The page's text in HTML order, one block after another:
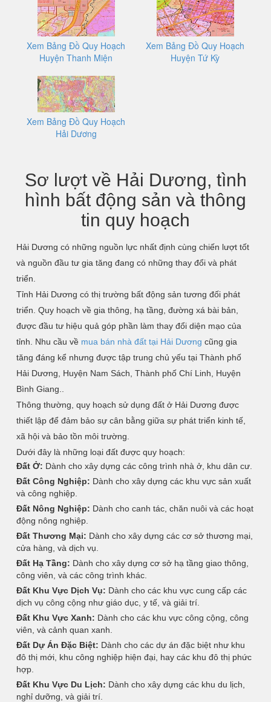
Xem Bảng Đồ Quy Hoạch
Huyện Thanh Miện
Xem Bảng Đồ Quy Hoạch
Huyện Tứ Kỳ
Xem Bảng Đồ Quy Hoạch
Hải Dương
Sơ lượt về Hải Dương, tình
hình bất động sản và thông
tin quy hoạch
Hải Dương có những nguồn lực nhất định cùng chiến lượt tốt
và nguồn đầu tư gia tăng đang có những thay đổi và phát
triển.
Tỉnh Hải Dương có thị trường bất động sản tương đối phát
triển. Quy hoạch về gia thông, hạ tầng, đường xá bài bản,
được đầu tư hiệu quả góp phần làm thay đổi diện mạo của
tỉnh. Nhu cầu về mua bán nhà đất tại Hải Dương cũng gia
tăng đáng kể nhưng được tập trung chủ yếu tại Thành phố
Hải Dương, Huyện Nam Sách, Thành phố Chí Linh, Huyện
Bình Giang..
Thông thường, quy hoạch sử dụng đất ở Hải Dương được
thiết lập để đảm bảo sự cân bằng giữa sự phát triển kinh tế,
xã hội và bảo tồn môi trường.
Dưới đây là những loại đất được quy hoạch:
Đất Ở: Dành cho xây dựng các công trình nhà ở, khu dân cư.
Đất Công Nghiệp: Dành cho xây dựng các khu vực sản xuất
và công nghiệp.
Đất Nông Nghiệp: Dành cho canh tác, chăn nuôi và các hoạt
động nông nghiệp.
Đất Thương Mại: Dành cho xây dựng các cơ sở thương mại,
cửa hàng, và dịch vụ.
Đất Hạ Tầng: Dành cho xây dựng cơ sở hạ tầng giao thông,
công viên, và các công trình khác.
Đất Khu Vực Dịch Vụ: Dành cho các khu vực cung cấp các
dịch vụ công cộng như giáo dục, y tế, và giải trí.
Đất Khu Vực Xanh: Dành cho các khu vực công cộng, công
viên, và cảnh quan xanh.
Đất Dự Án Đặc Biệt: Dành cho các dự án đặc biệt như khu
đô thị mới, khu công nghiệp hiện đại, hay các khu đô thị phức
hợp.
Đất Khu Vực Du Lịch: Dành cho xây dựng các khu du lịch,
nghỉ dưỡng, và giải trí.